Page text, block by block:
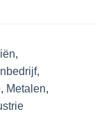
,
,
, Metalen,